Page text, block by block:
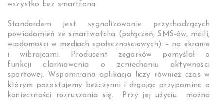
wszystko bez smartfona.
Standardem jest sygnalizowanie przychodzących
powiadomień ze smartwatcha (połączeń, SMS-ów, maili,
wiadomości w mediach społecznościowych) – na ekranie
i wibrajcami. Producent zegarków pomyślał o
funkcji alarmowania o zaniechaniu aktywności
sportowej. Wspomniana aplikacja liczy również czas w
którym pozostajemy bezczynni i drgając przypomina o
konieczności rozruszania się. Przy jej użyciu można